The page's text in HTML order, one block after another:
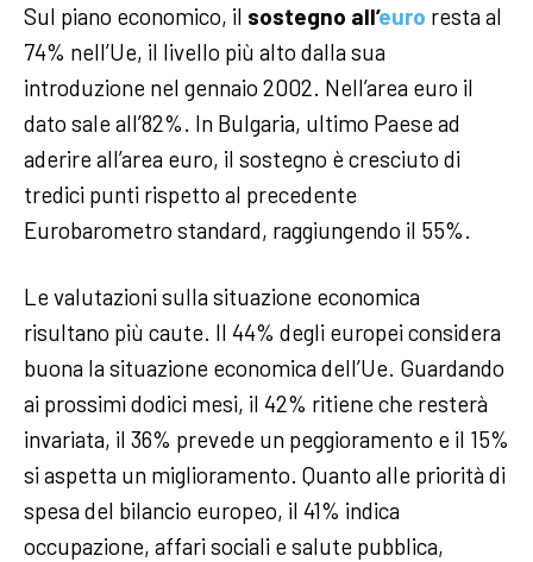
Sul piano economico, il sostegno all’euro resta al
74% nell’Ue, il livello più alto dalla sua
introduzione nel gennaio 2002. Nell’area euro il
dato sale all’82%. In Bulgaria, ultimo Paese ad
aderire all’area euro, il sostegno è cresciuto di
tredici punti rispetto al precedente
Eurobarometro standard, raggiungendo il 55%.
Le valutazioni sulla situazione economica
risultano più caute. Il 44% degli europei considera
buona la situazione economica dell’Ue. Guardando
ai prossimi dodici mesi, il 42% ritiene che resterà
invariata, il 36% prevede un peggioramento e il 15%
si aspetta un miglioramento. Quanto alle priorità di
spesa del bilancio europeo, il 41% indica
occupazione, affari sociali e salute pubblica,